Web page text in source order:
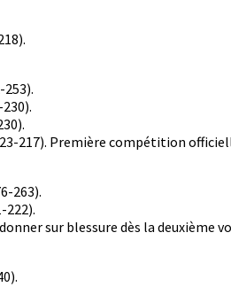
217). Première compétition
263).
222).
sur blessure dès la deuxième